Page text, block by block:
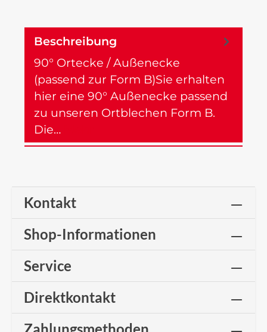
Beschreibung
90° Ortecke / Außenecke
(passend zur Form B)Sie erhalten
hier eine 90° Außenecke passend
zu unseren Ortblechen Form B.
Die…
Kontakt
Shop-Informationen
Service
Direktkontakt